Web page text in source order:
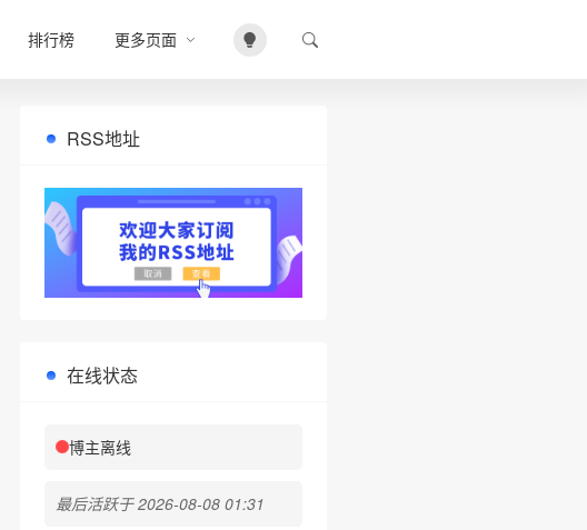
排行榜 更多页面
RSS地址
在线状态
博主离线
最后活跃于 2026-08-08 01:31